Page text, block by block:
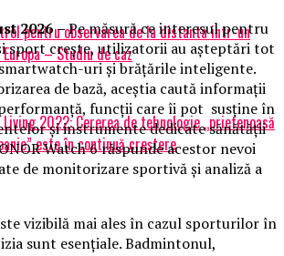
pentru observarea de la distanta intr-un
– Studiu de caz
2022: Cererea de tehnologie „prietenoasă
este în continuă creștere
2026 –Pe măsură ce interesul pentru
sport crește, utilizatorii au așteptări tot
uri și brățările inteligente.
de bază, aceștia caută informații
funcții care îi pot susține în
și instrumente dedicate sănătății
Watch 6 răspunde acestor nevoi
de monitorizare sportivă și analiză a
vizibilă mai ales în cazul sporturilor în
sunt esențiale. Badmintonul,